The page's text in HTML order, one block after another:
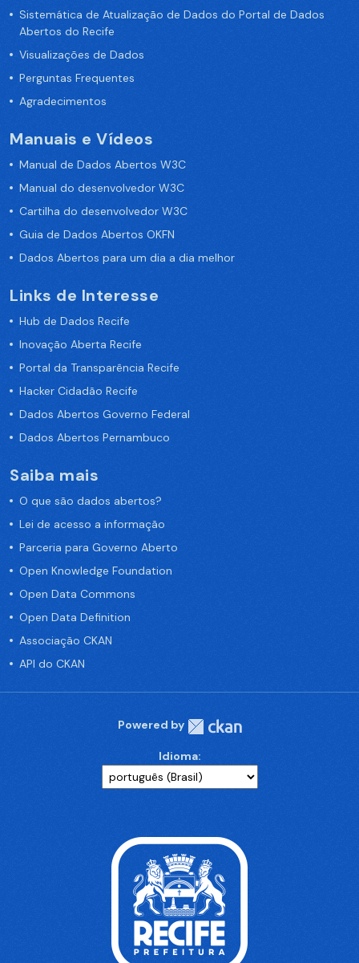
Sistemática de Atualização de Dados do Portal de Dados
Abertos do Recife
Visualizações de Dados
Perguntas Frequentes
Agradecimentos
Manuais e Vídeos
Manual de Dados Abertos W3C
Manual do desenvolvedor W3C
Cartilha do desenvolvedor W3C
Guia de Dados Abertos OKFN
Dados Abertos para um dia a dia melhor
Links de Interesse
Hub de Dados Recife
Inovação Aberta Recife
Portal da Transparência Recife
Hacker Cidadão Recife
Dados Abertos Governo Federal
Dados Abertos Pernambuco
Saiba mais
O que são dados abertos?
Lei de acesso a informação
Parceria para Governo Aberto
Open Knowledge Foundation
Open Data Commons
Open Data Definition
Associação CKAN
API do CKAN
Powered by
Idioma